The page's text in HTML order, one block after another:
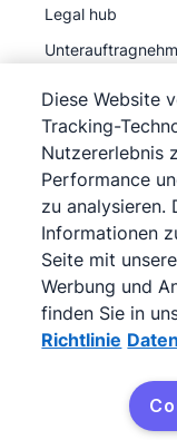
Legal hub
©2026Pipedrive
Pipedrive
Pipedrive
Impressum
Siteübersicht
Cookie-Richtlinie
Cookie-
Pipedrive ist ein
Diese Website
Tracking-
Nutzererlebnis
Performance
zu analysieren.
Informationen
Seite mit
Werbung und
finden Sie in
Richtlinie